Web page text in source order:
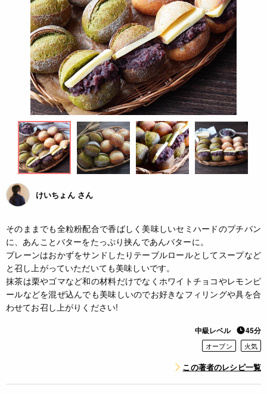
けいちょん さん
そのままでも全粒粉配合で香ばしく美味しいセミハードのプチパン
に、あんことバターをたっぷり挟んであんバターに。
プレーンはおかずをサンドしたりテーブルロールとしてスープなど
と召し上がっていただいても美味しいです。
抹茶は栗やゴマなど和の材料だけでなくホワイトチョコやレモンピ
ールなどを混ぜ込んでも美味しいのでお好きなフィリングや具を合
わせてお召し上がりください!
中級レベル 45分
オーブン 火気
この著者のレシピ一覧